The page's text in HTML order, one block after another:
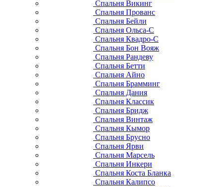
Спальня Викинг
Спальня Прованс
Спальня Бейли
Спальня Ольса-С
Спальня Квадро-С
Спальня Бон Вояж
Спальня Рандеву
Спальня Бетти
Спальня Айно
Спальня Брамминг
Спальня Дания
Спальня Классик
Спальня Бридж
Спальня Винтаж
Спальня Кымор
Спальня Брусно
Спальня Ярви
Спальня Марсель
Спальня Инкери
Спальня Коста Бланка
Спальня Калипсо